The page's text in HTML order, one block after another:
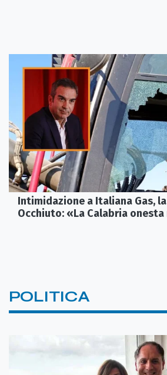
Intimidazione a Italiana Gas,
Occhiuto: «La Calabria
POLITICA